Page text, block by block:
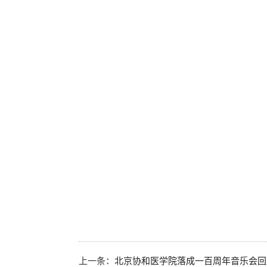
上一条： 北京协和医学院落成一百周年音乐会